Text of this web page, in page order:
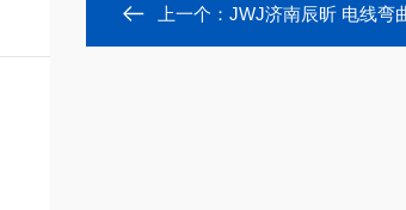
上一个： JWJ济南辰昕 电线弯